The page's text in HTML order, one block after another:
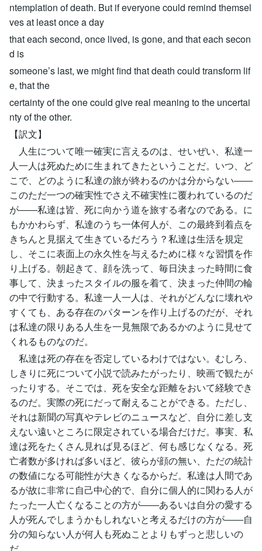
ntemplation of death. But if everyone could remind themsel
ves at least once a day
that each second, once lived, is gone, and that each secon
d is
someone’s last, we might find that death could transform lif
e, that the
certainty of the one could give real meaning to the uncertai
nty of the other.
【訳文】
人生について唯一確実に言えるのは、せいぜい、私達一
人一人は死ぬために生まれてきたということだ。いつ、ど
こで、どのように私達の旅が終わるのかは分からない――
このただ一つの確実性でさえ不確実性に覆われているのだ
が――私達は皆、死に向かう道を旅する者なのである。に
もかかわらず、私達のうち一体何人が、この最終到着点を
きちんと見据えて生きているだろう？私達は生活を規定
し、そこに表面上の永久性を与えるために様々な習慣を作
り上げる。朝起きて、顔を洗って、毎日決まった時間に食
事して、決まったスタイルの服を着て、決まった仲間の輪
の中で行動する。私達一人一人は、それがどんなに壊れや
すくても、ある存在のパターンを作り上げるのだが、それ
は私達の限りある人生を一見無限であるかのように見せて
くれるものなのだ。
私達は死の存在を否定しているわけではない。むしろ、
しきりに死について小説で読みたがったり、映画で観たが
ったりする。そこでは、死を安全な距離をおいて経験でき
るのだ。実際の死にだって耐えることができる。ただし、
それは新聞の写真やテレビのニュースなど、自分に差し支
えない遠いところに限定されている場合だけだ。事実、私
達は死をたくさん見れば見るほど、何も感じなくなる。死
亡者数が多ければ多いほど、彼らが顔の無い、ただの統計
の数値になる可能性が大きくなるからだ。私達は人間であ
るが故に非常に自己中心的で、自分に個人的に関わる人が
たった一人亡くなることの方が――あるいは自分の愛する
人が死んでしまうかもしれないと考えるだけの方が――自
分の知らない人が何人も死ぬことよりもずっと悲しいの